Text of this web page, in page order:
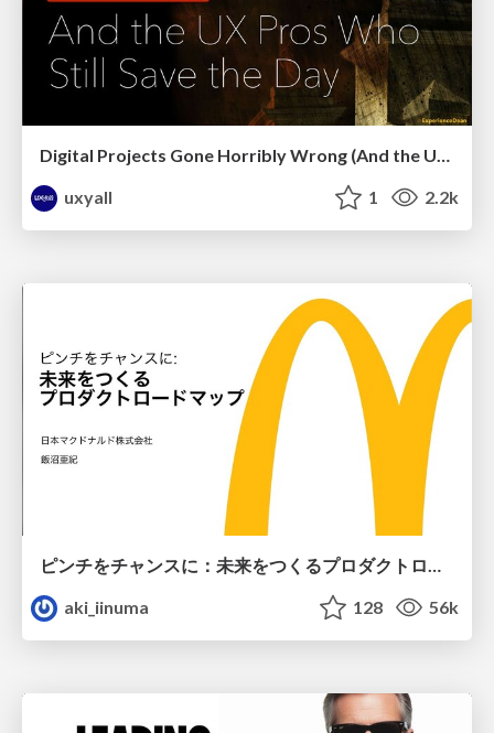
Digital Projects Gone Horribly Wrong (And the UX Pros Who Still Save the Day) - Dean Schuster
uxyall
1 2.2k
ピンチをチャンスに：未来をつくるプロダクトロードマップ #pmconf2020
aki_iinuma
128 56k